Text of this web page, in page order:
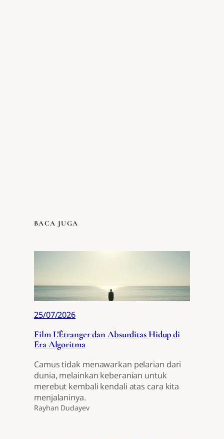
BACA JUGA
25/07/2026
Film L’Étranger dan Absurditas Hidup di
Era Algoritma
Camus tidak menawarkan pelarian dari
dunia, melainkan keberanian untuk
merebut kembali kendali atas cara kita
menjalaninya.
Rayhan Dudayev